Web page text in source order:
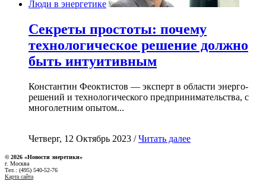
Люди в энергетике
Секреты простоты: почему
технологическое решение должно
быть интуитивным
Константин Феоктистов — эксперт в области энерго-
решений и технологического предпринимательства, с
многолетним опытом...
Четверг, 12 Октябрь 2023 /Читать далее
© 2026 «Новости энеретики»
г. Москва
Тел.: (495) 540-52-76
Карта сайта